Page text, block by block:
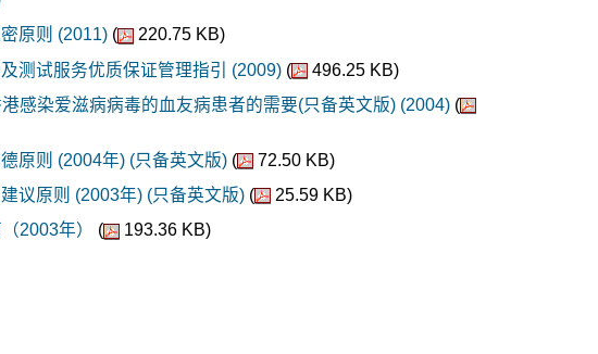
原则 (2011) (
220.75 KB)
测试服务优质保证管理指引 (2009) (
496.25 KB)
感染爱滋病病毒的血友病患者的需要(只备英文版) (2004) (
原则 (2004年) (只备英文版) (
72.50 KB)
议原则 (2003年) (只备英文版) (
25.59 KB)
2003年）
(
193.36 KB)